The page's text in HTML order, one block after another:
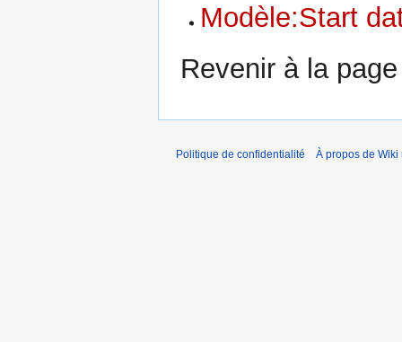
Modèle:Start
Revenir à la
Politique de confidentialité À propos de